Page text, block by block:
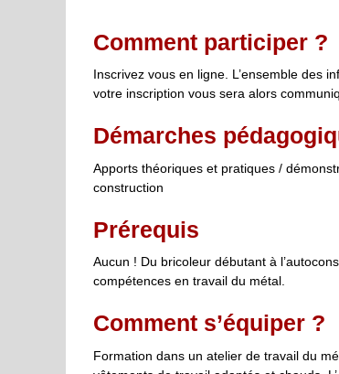
Comment participer ?
Inscrivez vous en ligne. L’ensemble des
votre inscription vous sera alors
Démarches
Apports théoriques et pratiques /
construction
Prérequis
Aucun ! Du bricoleur débutant à
compétences en travail du métal.
Comment s’équiper ?
Formation dans un atelier de travail du